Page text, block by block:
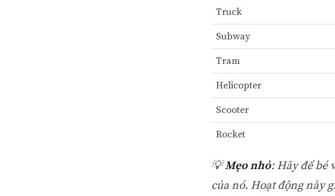
Truck
Subway
Tram
Helicopter
Scooter
Rocket
💡Mẹo nhỏ: Hãy để bé
của nó. Hoạt động này